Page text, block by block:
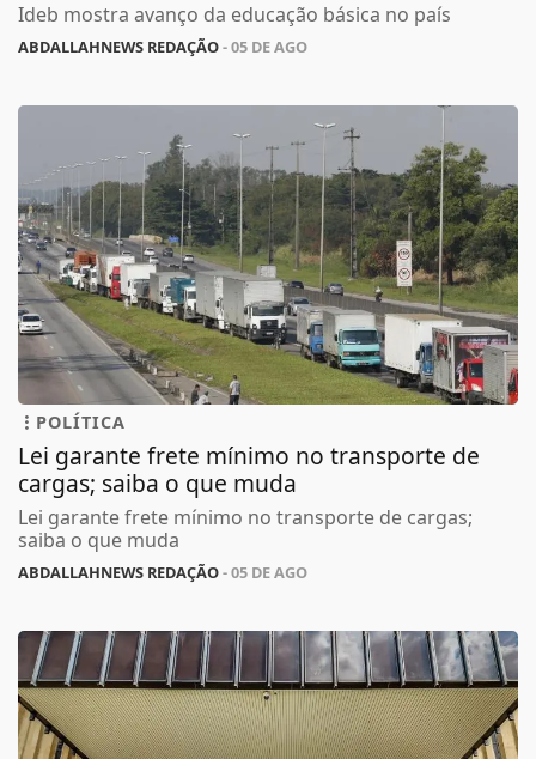
Ideb mostra avanço da educação básica no país
ABDALLAHNEWS REDAÇÃO- 05 DE AGO
POLÍTICA
Lei garante frete mínimo no transporte de
cargas; saiba o que muda
Lei garante frete mínimo no transporte de cargas;
saiba o que muda
ABDALLAHNEWS REDAÇÃO- 05 DE AGO